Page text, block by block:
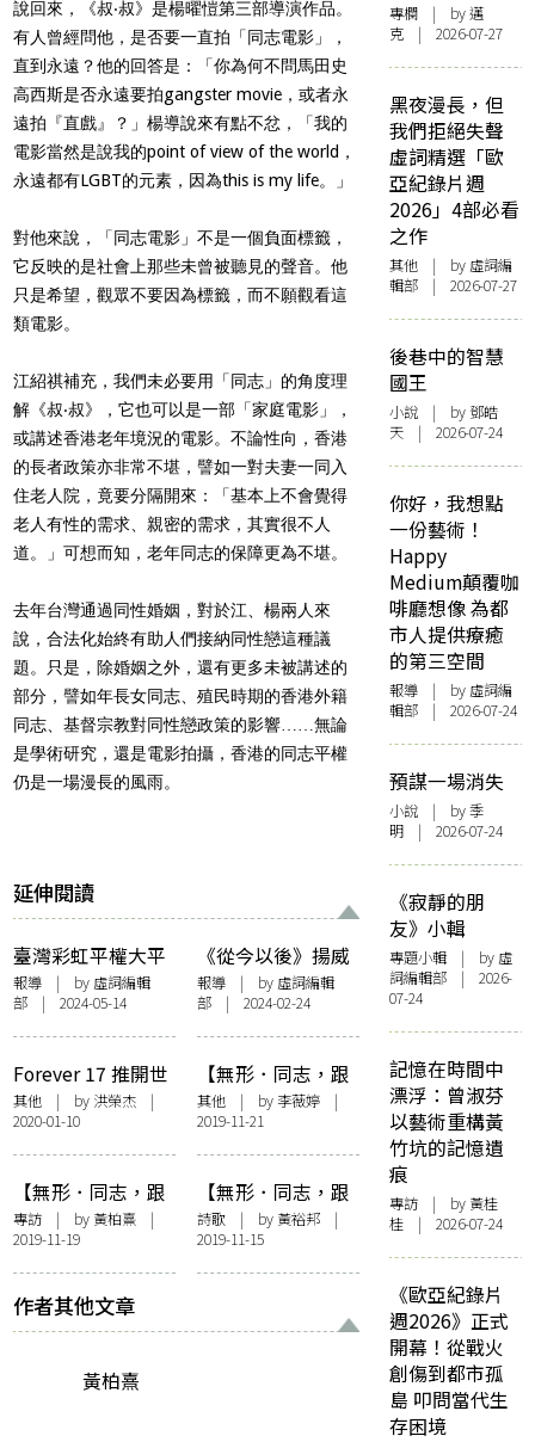
說回來，《叔‧叔》是楊曜愷第三部導演作品。
有人曾經問他，是否要一直拍「同志電影」，
直到永遠？他的回答是：「你為何不問馬田史
高西斯是否永遠要拍gangster movie，或者永
遠拍『直戲』？」楊導說來有點不忿，「我的
電影當然是說我的point of view of the world，
永遠都有LGBT的元素，因為this is my life。」
對他來說，「同志電影」不是一個負面標籤，
它反映的是社會上那些未曾被聽見的聲音。他
只是希望，觀眾不要因為標籤，而不願觀看這
類電影。
江紹祺補充，我們未必要用「同志」的角度理
解《叔‧叔》，它也可以是一部「家庭電影」，
或講述香港老年境況的電影。不論性向，香港
的長者政策亦非常不堪，譬如一對夫妻一同入
住老人院，竟要分隔開來：「基本上不會覺得
老人有性的需求、親密的需求，其實很不人
道。」可想而知，老年同志的保障更為不堪。
去年台灣通過同性婚姻，對於江、楊兩人來
說，合法化始終有助人們接納同性戀這種議
題。只是，除婚姻之外，還有更多未被講述的
部分，譬如年長女同志、殖民時期的香港外籍
同志、基督宗教對同性戀政策的影響……無論
是學術研究，還是電影拍攝，香港的同志平權
仍是一場漫長的風雨。
延伸閱讀
臺灣彩虹平權大平
台Q POWER 設文
字創作獎 香港作家
盧妤《蓉蓉》、逆
彌《蓋層記》入圍
決選
報導 | by 虛詞編輯
部 | 2024-05-14
《從今以後》揚威
柏林影展奪泰迪熊
獎 導演楊矅愷：
「期望可為香港
LGBTQ社群帶來改
變」
報導| by 虛詞編輯
部 | 2024-02-24
Forever 17 推開世
界的門 世界原本
應該是什麼模樣？
其他 | by 洪榮杰 |
2020-01-10
【無形．同志，跟
住去邊度？】曖昧
中角力——香港同
志文學一瞥
其他| by 李薇婷|
2019-11-21
【無形．同志，跟
住去邊度？】詩的
酒徒岑子杰：我以
文學的心態寫發言
稿
專訪 | by 黃柏熹 |
2019-11-19
【無形．同志，跟
住去邊度？】同性
婚姻
詩歌| by 黃裕邦 |
2019-11-15
作者其他文章
黃柏熹
專欄 | by邁
克 | 2026-07-27
黑夜漫長，但
我們拒絕失聲
虛詞精選「歐
亞紀錄片週
2026」4部必看
之作
其他 | by 虛詞編
輯部 | 2026-07-27
後巷中的智慧
國王
小說 | by 鄧皓
天 | 2026-07-24
你好，我想點
一份藝術！
Happy
Medium顛覆咖
啡廳想像 為都
市人提供療癒
的第三空間
報導 | by 虛詞編
輯部 | 2026-07-24
預謀一場消失
小說 | by 季
明 | 2026-07-24
《寂靜的朋
友》小輯
專題小輯 | by 虛
詞編輯部 | 2026-
07-24
記憶在時間中
漂浮：曾淑芬
以藝術重構黃
竹坑的記憶遺
痕
專訪 | by 黃桂
桂 | 2026-07-24
《歐亞紀錄片
週2026》正式
開幕！從戰火
創傷到都市孤
島 叩問當代生
存困境